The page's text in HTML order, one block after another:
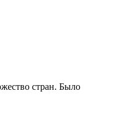
стран. Было